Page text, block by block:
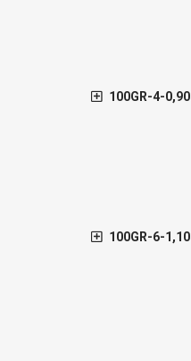
100GR-4-0,90
100GR-6-1,10